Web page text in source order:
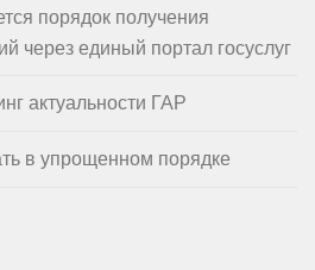
порядок получения
через единый портал госуслуг
актуальности ГАР
в упрощенном порядке